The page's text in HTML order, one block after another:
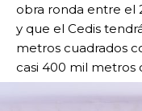
obra ronda entre el
y que el Cedis
metros cuadrados
casi 400 mil metros